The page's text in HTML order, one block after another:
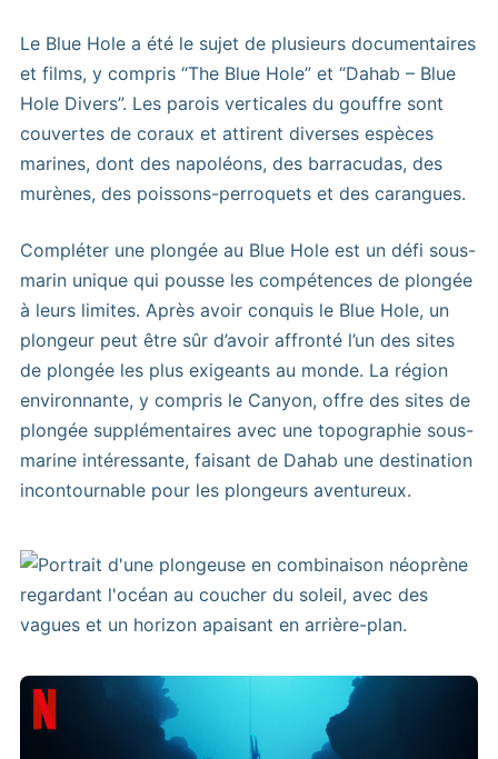
Le Blue Hole a été le sujet de plusieurs documentaires
et films, y compris “The Blue Hole” et “Dahab – Blue
Hole Divers”. Les parois verticales du gouffre sont
couvertes de coraux et attirent diverses espèces
marines, dont des napoléons, des barracudas, des
murènes, des poissons-perroquets et des carangues.
Compléter une plongée au Blue Hole est un défi sous-
marin unique qui pousse les compétences de plongée
à leurs limites. Après avoir conquis le Blue Hole, un
plongeur peut être sûr d’avoir affronté l’un des sites
de plongée les plus exigeants au monde. La région
environnante, y compris le Canyon, offre des sites de
plongée supplémentaires avec une topographie sous-
marine intéressante, faisant de Dahab une destination
incontournable pour les plongeurs aventureux.